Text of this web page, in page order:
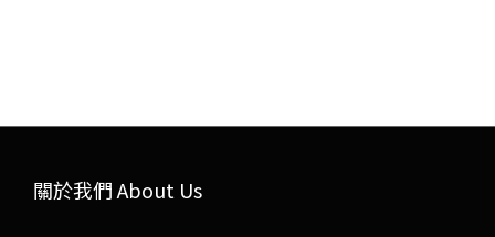
關於我們 About Us